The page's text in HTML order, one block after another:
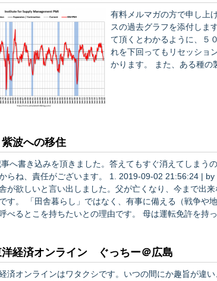
有料メルマガの方で申し上
スの過去グラフを添付します。 ISM製造業インデック
て頂くとわかるように、５
れを下回ってもリセッショ
かります。 また、ある種の製造業独特のサイクルも見られ
いる事でも知られており、
波への移住
へ書き込みを頂きました。答えてもすぐ消えてしまう
います。 1. 2019-09-02 21:56:24 | by こんがり ダブルベース 年老い
が欲しいと言い出しました。父が亡くなり、今まで出
に備える）、東京出身なので
持ちたいとの理由です。 母は運転免許を持っていませんので、出来るだけ電
場所を勧めたいと考え、紫波町に見学に連れて行く予定
洋経済オンライン ぐっちー＠広島
済オンラインはワタクシです。いつの間にか趣旨が違